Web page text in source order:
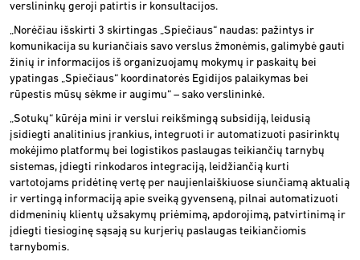
verslininkų geroji patirtis ir konsultacijos.
„Norėčiau išskirti 3 skirtingas „Spiečiaus“ naudas: pažintys ir
komunikacija su kuriančiais savo verslus žmonėmis, galimybė gauti
žinių ir informacijos iš organizuojamų mokymų ir paskaitų bei
ypatingas „Spiečiaus“ koordinatorės Egidijos palaikymas bei
rūpestis mūsų sėkme ir augimu“ – sako verslininkė.
„Sotukų“ kūrėja mini ir verslui reikšmingą subsidiją, leidusią
įsidiegti analitinius įrankius, integruoti ir automatizuoti pasirinktų
mokėjimo platformų bei logistikos paslaugas teikiančių tarnybų
sistemas, įdiegti rinkodaros integraciją, leidžiančią kurti
vartotojams pridėtinę vertę per naujienlaiškiuose siunčiamą aktualią
ir vertingą informaciją apie sveiką gyvenseną, pilnai automatizuoti
didmeninių klientų užsakymų priėmimą, apdorojimą, patvirtinimą ir
įdiegti tiesioginę sąsają su kurjerių paslaugas teikiančiomis
tarnybomis.